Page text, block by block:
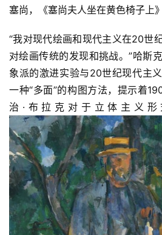
塞尚，《塞尚夫人坐在黄色椅子上
“我对现代绘画和现代主义在20世
对绘画传统的发现和挑战。”哈斯
象派的激进实验与20世纪现代主
一种“多面”的构图方法，提示着
治·布拉克对于立体主义形